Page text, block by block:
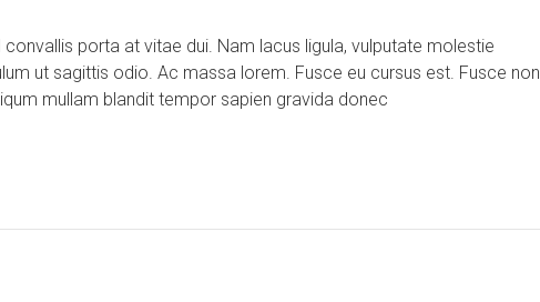
porta at vitae dui. Nam lacus ligula, vulputate molestie
ut sagittis odio. Ac massa lorem. Fusce eu cursus est. Fusce non
mullam blandit tempor sapien gravida donec